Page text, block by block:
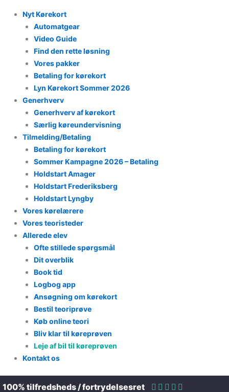
Nyt Kørekort
Automatgear
Video Guide
Find den rette løsning
Vores pakker
Betaling for kørekort
Lyn Kørekort Sommer 2026
Generhverv
Generhverv af kørekort
Særlig køreundervisning
Tilmelding/Betaling
Betaling for kørekort
Sommer Kampagne 2026 – Betaling
Holdstart Amager
Holdstart Frederiksberg
Holdstart Lyngby
Vores kørelærere
Vores teoristeder
Allerede elev
Ofte stillede spørgsmål
Dit overblik
Book tid
Logbog app
Ansøgning om kørekort
Bestil teoriprøve
Køb online teori
Bliv klar til køreprøven
Leje af bil til køreprøven
Kontakt os
100% tilfredsheds / fortrydelsesret